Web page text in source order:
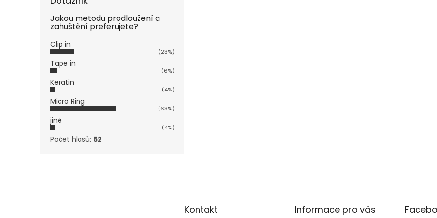
Jakou metodu prodloužení a
zahuštění preferujete?
Clip in
(23%)
Tape in
(6%)
Keratin
(4%)
Micro Ring
(63%)
jiné
(4%)
Počet hlasů: 52
Kontakt Informace pro vás